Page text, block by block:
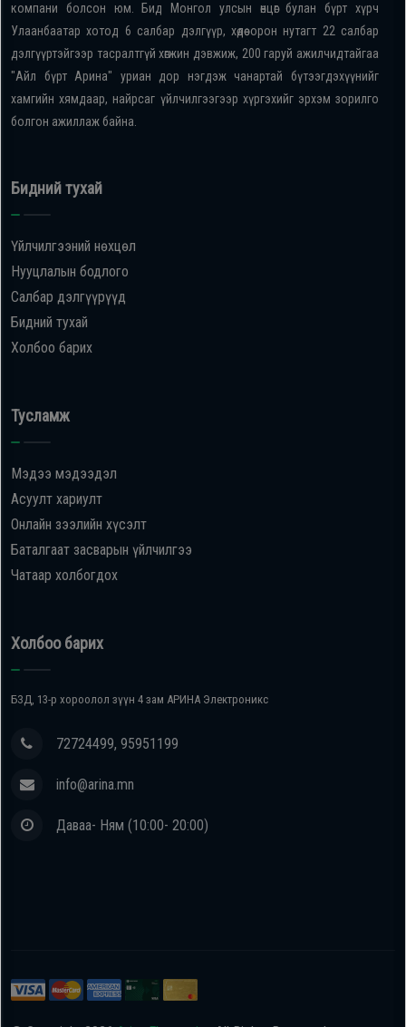
компани болсон юм. Бид Монгол улсын өнцөг булан бүрт хүрч
Улаанбаатар хотод 6 салбар дэлгүүр, хөдөө орон нутагт 22 салбар
дэлгүүртэйгээр тасралтгүй хөгжин дэвжиж, 200 гаруй ажилчидтайгаа
"Айл бүрт Арина" уриан дор нэгдэж чанартай бүтээгдэхүүнийг
хамгийн хямдаар, найрсаг үйлчилгээгээр хүргэхийг эрхэм зорилго
болгон ажиллаж байна.
Бидний тухай
Үйлчилгээний нөхцөл
Нууцлалын бодлого
Салбар дэлгүүрүүд
Бидний тухай
Холбоо барих
Тусламж
Мэдээ мэдээдэл
Асуулт хариулт
Онлайн зээлийн хүсэлт
Баталгаат засварын үйлчилгээ
Чатаар холбогдох
Холбоо барих
БЗД, 13-р хороолол зүүн 4 зам АРИНА Электроникс
72724499, 95951199
info@arina.mn
Даваа- Ням (10:00- 20:00)